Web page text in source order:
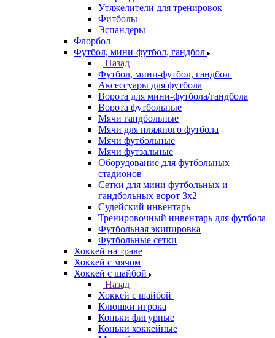
Утяжелители для тренировок
Фитболы
Эспандеры
Флорбол
Футбол, мини-футбол, гандбол
Назад
Футбол, мини-футбол, гандбол
Аксессуары для футбола
Ворота для мини-футбола/гандбола
Ворота футбольные
Мячи гандбольные
Мячи для пляжного футбола
Мячи футбольные
Мячи футзальные
Оборудование для футбольных
стадионов
Сетки для мини футбольных и
гандбольных ворот 3х2
Судейский инвентарь
Тренировочный инвентарь для футбола
Футбольная экипировка
Футбольные сетки
Хоккей на траве
Хоккей с мячом
Хоккей с шайбой
Назад
Хоккей с шайбой
Клюшки игрока
Коньки фигурные
Коньки хоккейные